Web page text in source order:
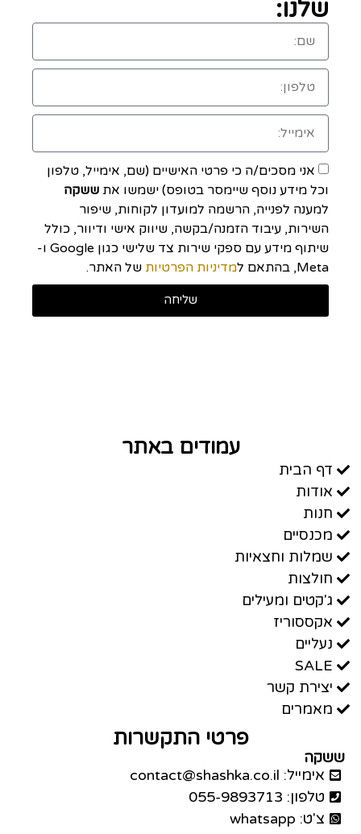
שלנו:
אני מסכים/ה כי פרטי האישיים (שם, אימייל, טלפון
וכל מידע נוסף שיימסר בטופס) ישמשו את ששקה
למענה לפנייה, הרשמה למועדון לקוחות, שיפור
השירות, עיבוד הזמנה/בקשה, שיווק אישי ודיוור, כולל
שיתוף מידע עם ספקי שירות צד שלישי כגון Google ו-
Meta, בהתאם ל
מדיניות הפרטיות של האתר.
שליחה
עמודים באתר
דף הבית
אודות
חנות
מכנסיים
שמלות וחצאיות
חולצות
ג'קטים ומעילים
אקססוריז
נעליים
SALE
יצירת קשר
מאמרים
פרטי התקשרות
ששקה
אימייל: contact@shashka.co.il
טלפון: 055-9893713
צ'ט: whatsapp